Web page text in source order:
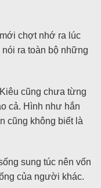
chợt nhớ ra lúc
ra toàn bộ những
cũng chưa từng
cả. Hình như hắn
cũng không biết là
sung túc nên vốn
của người khác.